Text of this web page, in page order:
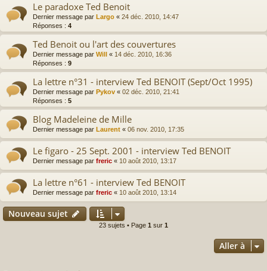
Le paradoxe Ted Benoit
Dernier message par Largo « 24 déc. 2010, 14:47
Réponses : 4
Ted Benoit ou l'art des couvertures
Dernier message par Will « 14 déc. 2010, 16:36
Réponses : 9
La lettre n°31 - interview Ted BENOIT (Sept/Oct 1995)
Dernier message par Pykov « 02 déc. 2010, 21:41
Réponses : 5
Blog Madeleine de Mille
Dernier message par Laurent « 06 nov. 2010, 17:35
Le figaro - 25 Sept. 2001 - interview Ted BENOIT
Dernier message par freric « 10 août 2010, 13:17
La lettre n°61 - interview Ted BENOIT
Dernier message par freric « 10 août 2010, 13:14
Nouveau sujet
23 sujets • Page 1 sur 1
Aller à